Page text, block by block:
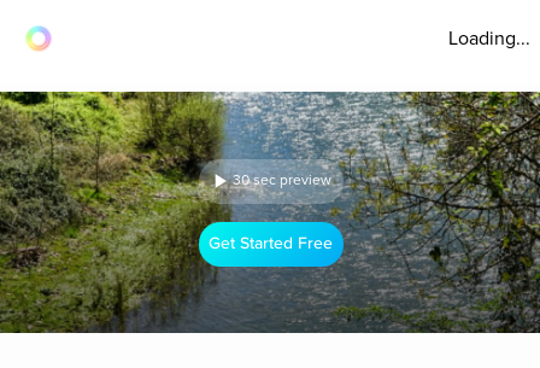
Loading...
30 sec preview
Get Started Free